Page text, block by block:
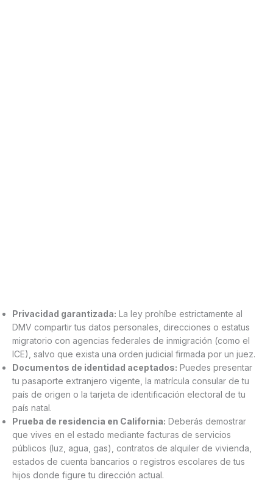
Privacidad garantizada: La ley prohíbe estrictamente al
DMV compartir tus datos personales, direcciones o estatus
migratorio con agencias federales de inmigración (como el
ICE), salvo que exista una orden judicial firmada por un juez.
Documentos de identidad aceptados: Puedes presentar
tu pasaporte extranjero vigente, la matrícula consular de tu
país de origen o la tarjeta de identificación electoral de tu
país natal.
Prueba de residencia en California: Deberás demostrar
que vives en el estado mediante facturas de servicios
públicos (luz, agua, gas), contratos de alquiler de vivienda,
estados de cuenta bancarios o registros escolares de tus
hijos donde figure tu dirección actual.